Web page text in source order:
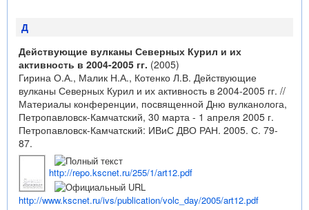
Д
Действующие вулканы Северных Курил и их
активность в 2004-2005 гг. (2005)
Гирина О.А., Малик Н.А., Котенко Л.В. Действующие
вулканы Северных Курил и их активность в 2004-2005 гг. //
Материалы конференции, посвященной Дню вулканолога,
Петропавловск-Камчатский, 30 марта - 1 апреля 2005 г.
Петропавловск-Камчатский: ИВиС ДВО РАН. 2005. С. 79-
87.
http://repo.kscnet.ru/255/1/art12.pdf
http://www.kscnet.ru/ivs/publication/volc_day/2005/art12.pdf